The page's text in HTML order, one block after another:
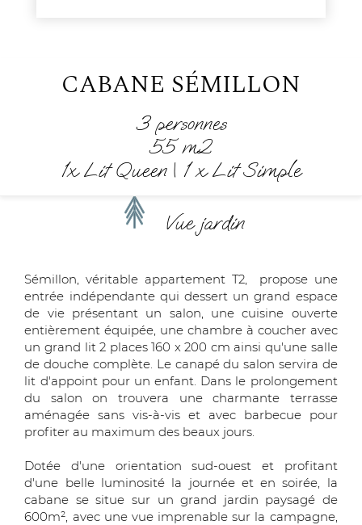
CABANE SÉMILLON
3 personnes
55 m2
1x Lit Queen| 1 x Lit Simple
Vue jardin
Sémillon, véritable appartement T2, propose une
entrée indépendante qui dessert un grand espace
de vie présentant un salon, une cuisine ouverte
entièrement équipée, une chambre à coucher avec
un grand lit 2 places 160 x 200 cm ainsi qu'une salle
de douche complète. Le canapé du salon servira de
lit d'appoint pour un enfant. Dans le prolongement
du salon on trouvera une charmante terrasse
aménagée sans vis-à-vis et avec barbecue pour
profiter au maximum des beaux jours.
Dotée d'une orientation sud-ouest et profitant
d'une belle luminosité la journée et en soirée, la
cabane se situe sur un grand jardin paysagé de
600m², avec une vue imprenable sur la campagne,